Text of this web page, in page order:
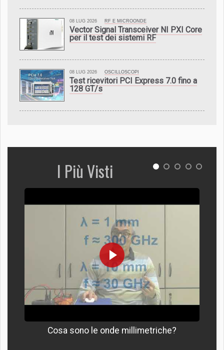
08 LUG 2026 RF E MICROONDE
Vector Signal Transceiver NI PXI Core
per il test dei sistemi RF
08 LUG 2026 OSCILLOSCOPI
Test ricevitori PCI Express 7.0 fino a
128 GT/s
I Più Visti
Cosa sono le onde millimetriche?